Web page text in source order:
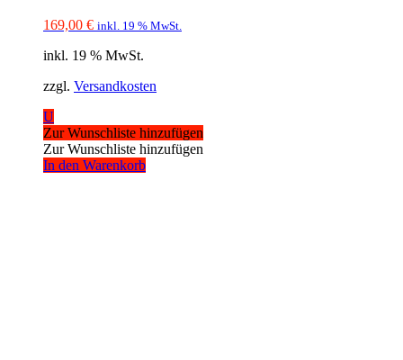
169,00 € inkl. 19 % MwSt.
inkl. 19 % MwSt.
zzgl. Versandkosten
U
Zur Wunschliste hinzufügen
Zur Wunschliste hinzufügen
In den Warenkorb